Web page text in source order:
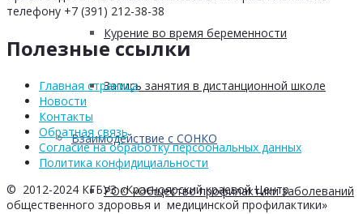
Курение во время беременности
Запись занятия в дистанционной школе
Взаимодействие с СОНКО
РОО «Общество профилактики заболеваний
телефону +7 (391) 212-38-38
Полезные ссылки
Главная страница
Новости
Контакты
Обратная связь
Согласие на обработку персоональных данных
Политика конфидициальности
© 2012-2024 КГБУЗ «Красноярский краевой Центр
общественного здоровья и медицинской профилактики»